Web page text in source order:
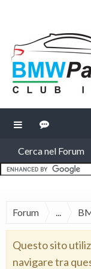
Cerca nel Forum
Forum ...
Questo sito
navigare tra